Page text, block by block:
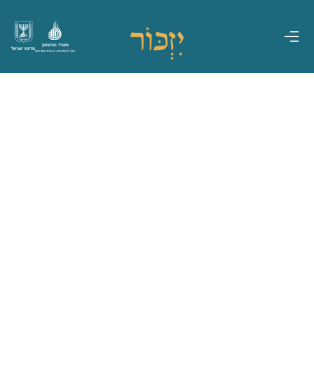
מדינת ישראל
משרד הביטחון
אגף משפחות, הנצחה ומורשת